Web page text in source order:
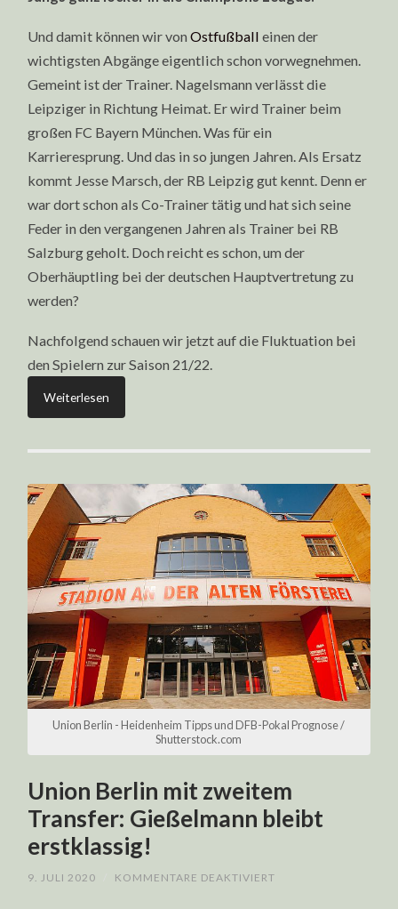
Und damit können wir vonOstfußball einen der
wichtigsten Abgänge eigentlich schon vorwegnehmen.
Gemeint ist der Trainer. Nagelsmann verlässt die
Leipziger in Richtung Heimat. Er wird Trainer beim
großen FC Bayern München. Was für ein
Karrieresprung. Und das in so jungen Jahren. Als Ersatz
kommt Jesse Marsch, der RB Leipzig gut kennt. Denn er
war dort schon als Co-Trainer tätig und hat sich seine
Feder in den vergangenen Jahren als Trainer bei RB
Salzburg geholt. Doch reicht es schon, um der
Oberhäuptling bei der deutschen Hauptvertretung zu
werden?
Nachfolgend schauen wir jetzt auf die Fluktuation bei
den Spielern zur Saison 21/22.
Weiterlesen
Union Berlin - Heidenheim Tipps und DFB-Pokal Prognose /
Shutterstock.com
Union Berlin mit zweitem
Transfer: Gießelmann bleibt
erstklassig!
9. JULI 2020 KOMMENTARE DEAKTIVIERT